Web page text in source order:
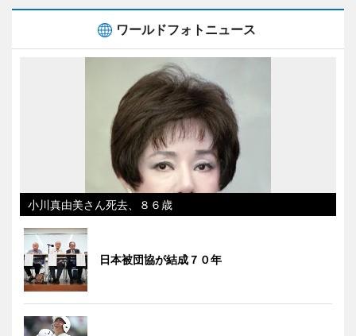
ワールドフォトニュース
小川真由美さん死去、８６歳
日本被団協が結成７０年